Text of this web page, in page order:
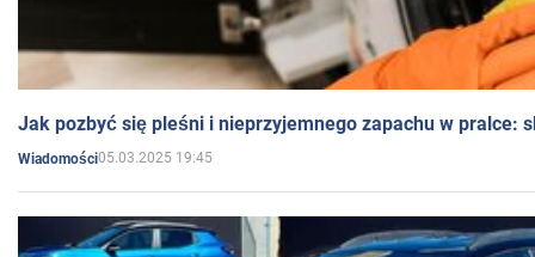
Jak pozbyć się pleśni i nieprzyjemnego zapachu w pralce:
Wiadomości05.03.2025 19:45